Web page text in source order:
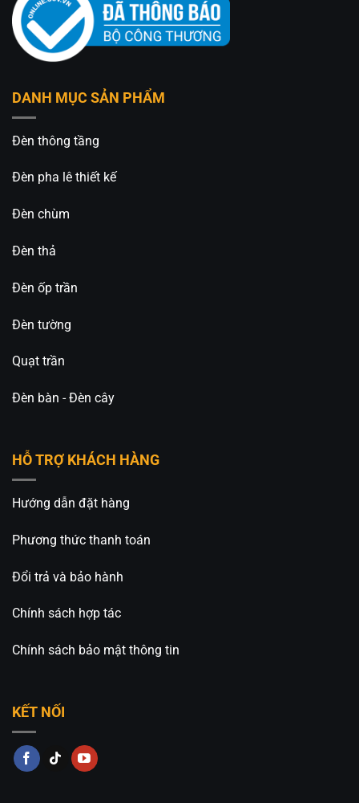
DANH MỤC SẢN PHẨM
Đèn thông tầng
Đèn pha lê thiết kế
Đèn chùm
Đèn thả
Đèn ốp trần
Đèn tường
Quạt trần
Đèn bàn - Đèn cây
HỖ TRỢ KHÁCH HÀNG
Hướng dẫn đặt hàng
Phương thức thanh toán
Đổi trả và bảo hành
Chính sách hợp tác
Chính sách bảo mật thông tin
KẾT NỐI